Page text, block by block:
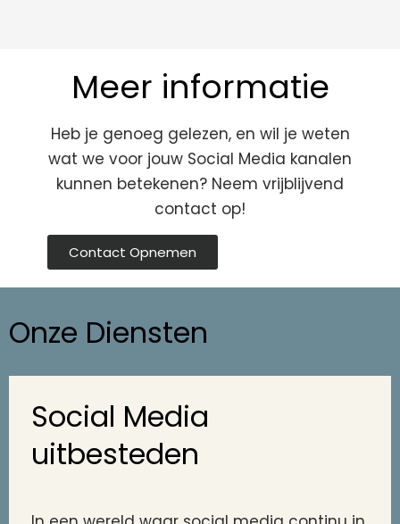
Meer informatie
Heb je genoeg gelezen, en wil je weten
wat we voor jouw Social Media kanalen
kunnen betekenen? Neem vrijblijvend
contact op!
Contact Opnemen
Onze Diensten
Social Media
uitbesteden